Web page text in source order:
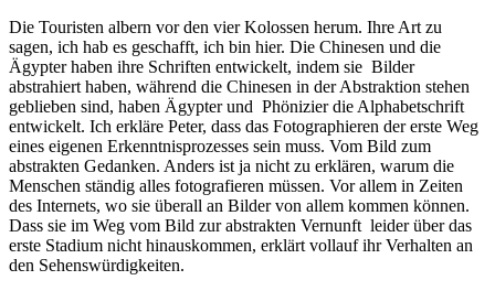
Die Touristen albern vor den vier Kolossen herum. Ihre Art zu
sagen, ich hab es geschafft, ich bin hier. Die Chinesen und die
Ägypter haben ihre Schriften entwickelt, indem sie Bilder
abstrahiert haben, während die Chinesen in der Abstraktion stehen
geblieben sind, haben Ägypter und Phönizier die Alphabetschrift
entwickelt. Ich erkläre Peter, dass das Fotographieren der erste Weg
eines eigenen Erkenntnisprozesses sein muss. Vom Bild zum
abstrakten Gedanken. Anders ist ja nicht zu erklären, warum die
Menschen ständig alles fotografieren müssen. Vor allem in Zeiten
des Internets, wo sie überall an Bilder von allem kommen können.
Dass sie im Weg vom Bild zur abstrakten Vernunft leider über das
erste Stadium nicht hinauskommen, erklärt vollauf ihr Verhalten an
den Sehenswürdigkeiten.